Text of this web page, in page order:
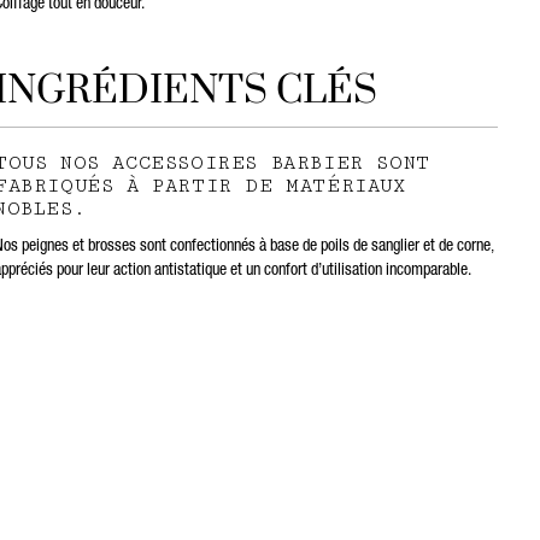
tout en douceur.
CLÉS
NOS ACCESSOIRES BARBIER SONT
À PARTIR DE MATÉRIAUX
peignes et brosses sont confectionnés à base de poils de sanglier et de corne,
pour leur action antistatique et un confort d’utilisation incomparable.